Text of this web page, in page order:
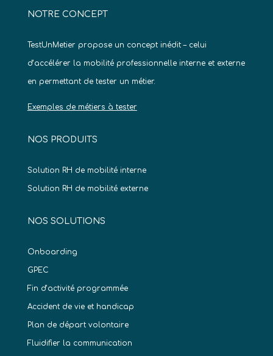
NOTRE CONCEPT
TestUnMetier propose un concept inédit – celui
d’accélérer la mobilité professionnelle interne et externe
en permettant de tester un métier.
Exemples de métiers à tester
NOS PRODUITS
Solution RH de mobilité interne
Solution RH de mobilité externe
NOS SOLUTIONS
Onboarding
GPEC
Fin d’activité programmée
Accident de vie et handicap
Plan de départ volontaire
Fluidifier la communication